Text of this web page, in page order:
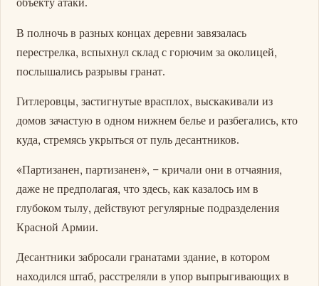
В полночь в разных концах деревни завязалась
перестрелка, вспыхнул склад с горючим за околицей,
послышались разрывы гранат.
Гитлеровцы, застигнутые врасплох, выскакивали из
домов зачастую в одном нижнем белье и разбегались, кто
куда, стремясь укрыться от пуль десантников.
«Партизанен, партизанен», – кричали они в отчаяния,
даже не предполагая, что здесь, как казалось им в
глубоком тылу, действуют регулярные подразделения
Красной Армии.
Десантники забросали гранатами здание, в котором
находился штаб, расстреляли в упор выпрыгивающих в